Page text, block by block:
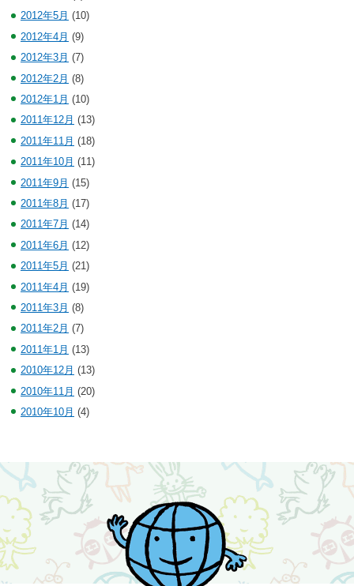
2012年5月 (10)
2012年4月 (9)
2012年3月 (7)
2012年2月 (8)
2012年1月 (10)
2011年12月 (13)
2011年11月 (18)
2011年10月 (11)
2011年9月 (15)
2011年8月 (17)
2011年7月 (14)
2011年6月 (12)
2011年5月 (21)
2011年4月 (19)
2011年3月 (8)
2011年2月 (7)
2011年1月 (13)
2010年12月 (13)
2010年11月 (20)
2010年10月 (4)